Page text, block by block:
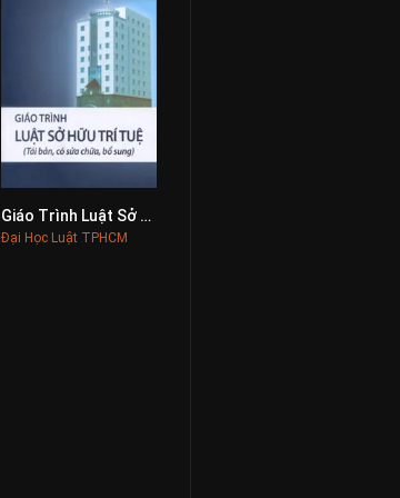
0
Giáo Trình Luật Sở Hữu Trí Tuệ
Đại Học Luật TPHCM